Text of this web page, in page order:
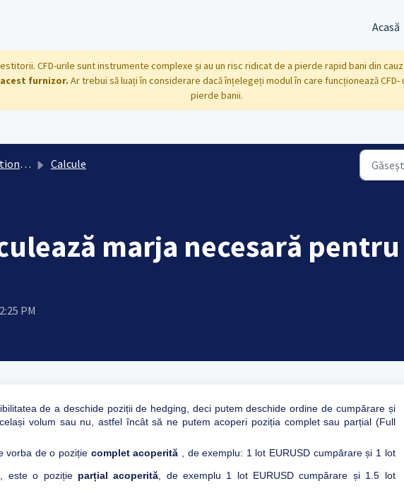
Acasă
CFD-urile sunt instrumente complexe și au un risc ridicat de a pierde rapid bani din
furnizor. Ar trebui să luați în considerare dacă înțelegeți modul în care funcționează
pierde banii.
calcule Calcule
marja necesară
PM
de a deschide poziții de hedging, deci putem deschide ordine de cumpărare și
volum sau nu, astfel încât să ne putem acoperi poziția complet sau parțial (Full
vorba de o poziție complet acoperită
, de exemplu: 1 lot EURUSD cumpărare și 1 lot
este o poziție parțial acoperită , de exemplu 1 lot EURUSD cumpărare și 1.5 lot